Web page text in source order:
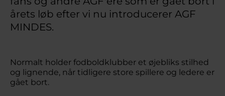
årets løb efter vi nu introducerer AGF
MINDES.
Normalt holder fodboldklubber et øjebliks stilhed
og lignende, når tidligere store spillere og ledere er
gået bort.